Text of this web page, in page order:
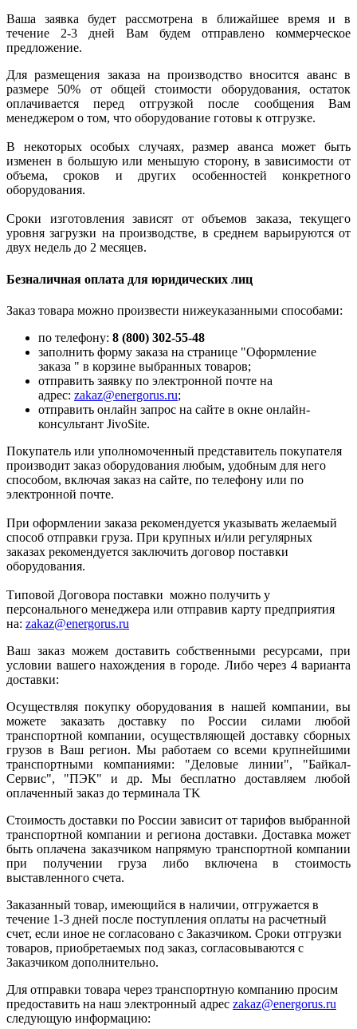
Ваша заявка будет рассмотрена в ближайшее время и в
течение 2-3 дней Вам будем отправлено коммерческое
предложение.
Для размещения заказа на производство вносится аванс в
размере 50% от общей стоимости оборудования, остаток
оплачивается перед отгрузкой после сообщения Вам
менеджером о том, что оборудование готовы к отгрузке.
В некоторых особых случаях, размер аванса может быть
изменен в большую или меньшую сторону, в зависимости от
объема, сроков и других особенностей конкретного
оборудования.
Сроки изготовления зависят от объемов заказа, текущего
уровня загрузки на производстве, в среднем варьируются от
двух недель до 2 месяцев.
Безналичная оплата для юридических лиц
Заказ товара можно произвести нижеуказанными способами:
по телефону: 8 (800) 302-55-48
заполнить форму заказа на странице "Оформление
заказа " в корзине выбранных товаров;
отправить заявку по электронной почте на
адрес: zakaz@energorus.ru;
отправить онлайн запрос на сайте в окне онлайн-
консультант JivoSite.
Покупатель или уполномоченный представитель покупателя
производит заказ оборудования любым, удобным для него
способом, включая заказ на сайте, по телефону или по
электронной почте.
При оформлении заказа рекомендуется указывать желаемый
способ отправки груза. При крупных и/или регулярных
заказах рекомендуется заключить договор поставки
оборудования.
Типовой Договора поставки можно получить у
персонального менеджера или отправив карту предприятия
на: zakaz@energorus.ru
Ваш заказ можем доставить собственными ресурсами, при
условии вашего нахождения в городе. Либо через 4 варианта
доставки:
Осуществляя покупку оборудования в нашей компании, вы
можете заказать доставку по России силами любой
транспортной компании, осуществляющей доставку сборных
грузов в Ваш регион. Мы работаем со всеми крупнейшими
транспортными компаниями: "Деловые линии", "Байкал-
Сервис", "ПЭК" и др. Мы бесплатно доставляем любой
оплаченный заказ до терминала ТK
Стоимость доставки по России зависит от тарифов выбранной
транспортной компании и региона доставки. Доставка может
быть оплачена заказчиком напрямую транспортной компании
при получении груза либо включена в стоимость
выставленного счета.
Заказанный товар, имеющийся в наличии, отгружается в
течение 1-3 дней после поступления оплаты на расчетный
счет, если иное не согласовано с Заказчиком. Сроки отгрузки
товаров, приобретаемых под заказ, согласовываются с
Заказчиком дополнительно.
Для отправки товара через транспортную компанию просим
предоставить на наш электронный адрес zakaz@energorus.ru
следующую информацию: